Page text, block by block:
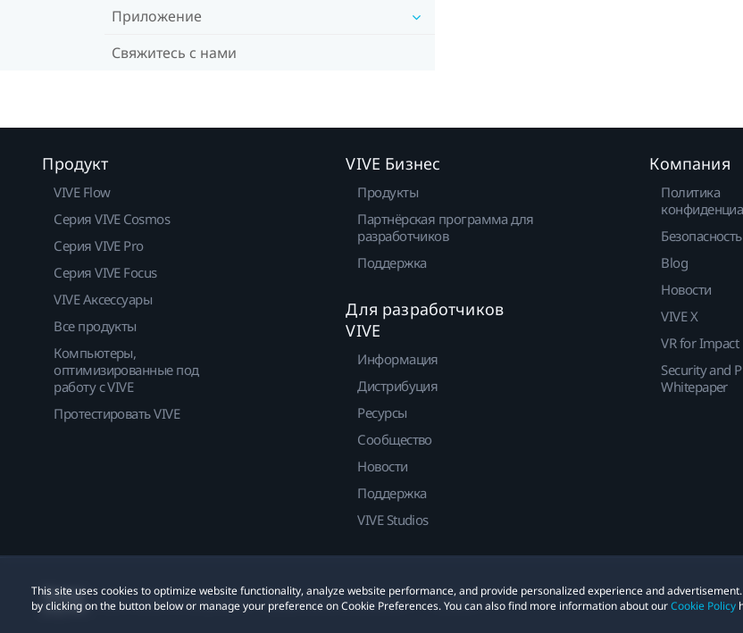
Приложение
Свяжитесь с нами
This site uses cookies to optimize website functionality, analyze website performance, and provide personalized experience and
by clicking on the button below or manage your preference on Cookie Preferences. You can also find more information about ourCookie Policy
Продукт
VIVE Flow
Серия VIVE Cosmos
Серия VIVE Pro
Серия VIVE Focus
VIVE Аксессуары
Все продукты
Компьютеры,
оптимизированные под
работу с VIVE
Протестировать VIVE
VIVE Бизнес
Продукты
Партнёрская программа для
разработчиков
Поддержка
Для разработчиков
VIVE
Информация
Дистрибуция
Ресурсы
Сообщество
Новости
Поддержка
VIVE Studios
Компания
Политика
Blog
Новости
VIVE X
VR for Impact
Security and
Whitepaper
© 2011-2026 HTC Corporation Юридическое Cоглашение Cookies